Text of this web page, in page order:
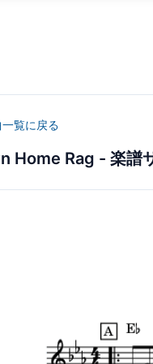
覧に戻る
Home Rag - 楽譜